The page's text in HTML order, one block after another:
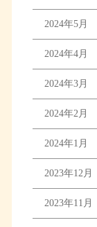
2024年5月
2024年4月
2024年3月
2024年2月
2024年1月
2023年12月
2023年11月